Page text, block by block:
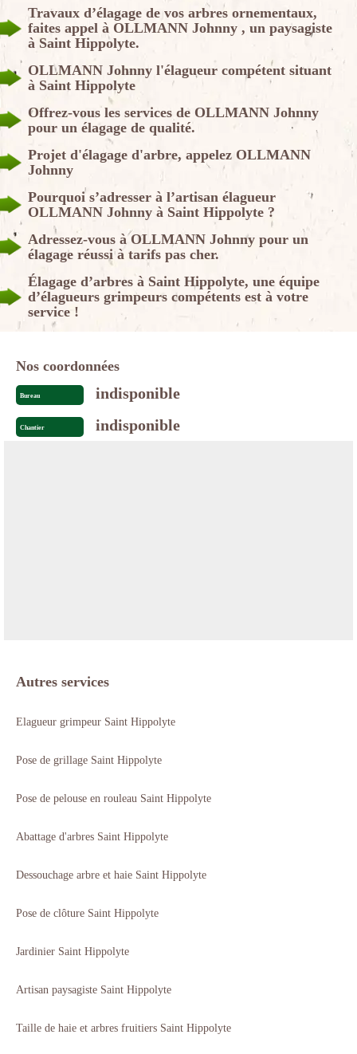
Travaux d’élagage de vos arbres ornementaux,
faites appel à OLLMANN Johnny , un paysagiste
à Saint Hippolyte.
OLLMANN Johnny l'élagueur compétent situant
à Saint Hippolyte
Offrez-vous les services de OLLMANN Johnny
pour un élagage de qualité.
Projet d'élagage d'arbre, appelez OLLMANN
Johnny
Pourquoi s’adresser à l’artisan élagueur
OLLMANN Johnny à Saint Hippolyte ?
Adressez-vous à OLLMANN Johnny pour un
élagage réussi à tarifs pas cher.
Élagage d’arbres à Saint Hippolyte, une équipe
d’élagueurs grimpeurs compétents est à votre
service !
Nos coordonnées
Bureau indisponible
Chantier indisponible
Autres services
Elagueur grimpeur Saint Hippolyte
Pose de grillage Saint Hippolyte
Pose de pelouse en rouleau Saint Hippolyte
Abattage d'arbres Saint Hippolyte
Dessouchage arbre et haie Saint Hippolyte
Pose de clôture Saint Hippolyte
Jardinier Saint Hippolyte
Artisan paysagiste Saint Hippolyte
Taille de haie et arbres fruitiers Saint Hippolyte